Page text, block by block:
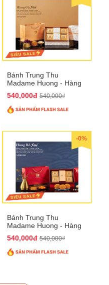
Bánh Trung Thu
Madame Huong - Hàng
540,000đ 540,000₫
-0%
Bánh Trung Thu
Madame Huong - Hàng
540,000đ 540,000₫